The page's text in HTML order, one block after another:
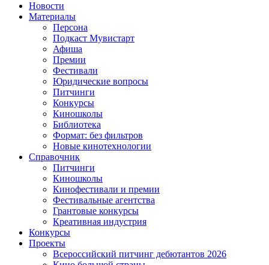
Новости
Материалы
Персона
Подкаст Мувистарт
Афиша
Премии
Фестивали
Юридические вопросы
Питчинги
Конкурсы
Киношколы
Библиотека
Формат: без фильтров
Новые кинотехнологии
Справочник
Питчинги
Киношколы
Кинофестивали и премии
Фестивальные агентства
Грантовые конкурсы
Креативная индустрия
Конкурсы
Проекты
Всероссийский питчинг дебютантов 2026